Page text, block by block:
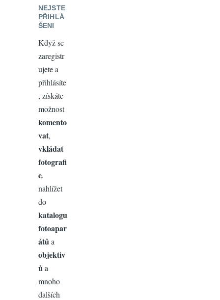
NEJSTE
PŘIHLÁ
ŠENI
Když se
zaregistr
ujete a
přihlásíte
, získáte
možnost
komento
vat,
vkládat
fotografi
e,
nahlížet
do
katalogu
fotoapar
átů a
objektiv
ů a
mnoho
dalších